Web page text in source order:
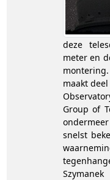
deze
meter en
maakt
Group of
snelst
Szymanek